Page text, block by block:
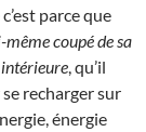
parce que
même coupé de sa
intérieure , qu’il
recharger sur
énergie